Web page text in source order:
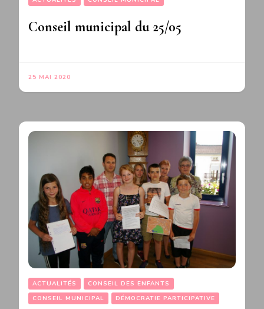
Conseil municipal du 25/05
25 MAI 2020
ACTUALITÉS
CONSEIL DES ENFANTS
CONSEIL MUNICIPAL
DÉMOCRATIE PARTICIPATIVE